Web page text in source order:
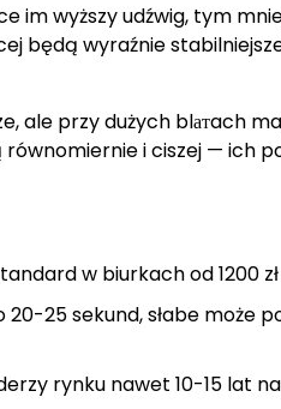
im wyższy udźwig, tym
będą wyraźnie
ale przy dużych blатach
i ciszej — ich
w biurkach od 1200
25 sekund, słabe może
rynku nawet 10-15 lat